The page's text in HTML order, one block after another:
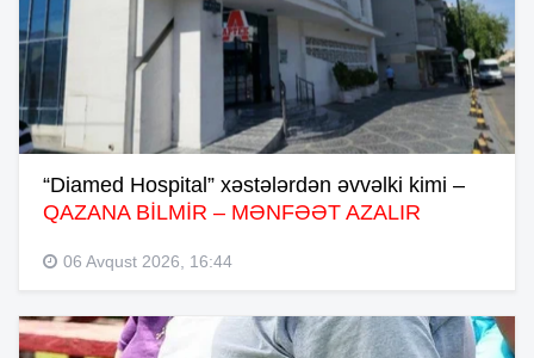
“Diamed Hospital” xəstələrdən əvvəlki kimi –
QAZANA BİLMİR – MƏNFƏƏT AZALIR
06 Avqust 2026, 16:44